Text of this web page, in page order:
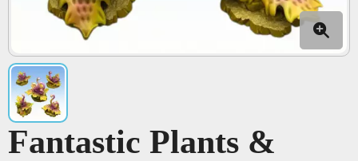
Fantastic Plants &